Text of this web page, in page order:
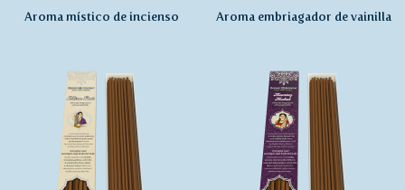
Aroma místico de incienso Aroma embriagador de vainilla